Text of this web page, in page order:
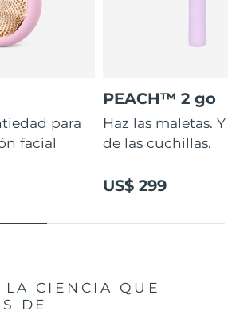
para
facial
PEACH™ 2 go
Haz las maletas.
de las cuchillas.
US$ 299
LA CIENCIA QUE
DE